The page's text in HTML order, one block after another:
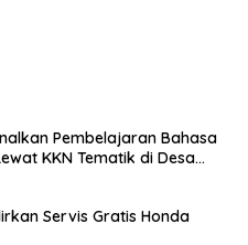
Pembelajaran Bahasa
KKN Tematik di Desa
Servis Gratis Honda